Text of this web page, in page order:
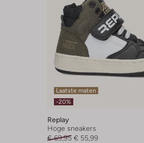
Laatste maten
-20%
Replay
Hoge sneakers
€ 69,95 € 55,99